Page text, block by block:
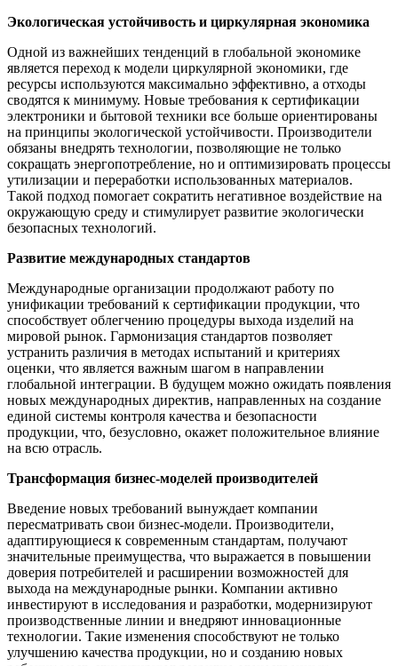
Экологическая устойчивость и циркулярная экономика
Одной из важнейших тенденций в глобальной экономике
является переход к модели циркулярной экономики, где
ресурсы используются максимально эффективно, а отходы
сводятся к минимуму. Новые требования к сертификации
электроники и бытовой техники все больше ориентированы
на принципы экологической устойчивости. Производители
обязаны внедрять технологии, позволяющие не только
сокращать энергопотребление, но и оптимизировать процессы
утилизации и переработки использованных материалов.
Такой подход помогает сократить негативное воздействие на
окружающую среду и стимулирует развитие экологически
безопасных технологий.
Развитие международных стандартов
Международные организации продолжают работу по
унификации требований к сертификации продукции, что
способствует облегчению процедуры выхода изделий на
мировой рынок. Гармонизация стандартов позволяет
устранить различия в методах испытаний и критериях
оценки, что является важным шагом в направлении
глобальной интеграции. В будущем можно ожидать появления
новых международных директив, направленных на создание
единой системы контроля качества и безопасности
продукции, что, безусловно, окажет положительное влияние
на всю отрасль.
Трансформация бизнес-моделей производителей
Введение новых требований вынуждает компании
пересматривать свои бизнес-модели. Производители,
адаптирующиеся к современным стандартам, получают
значительные преимущества, что выражается в повышении
доверия потребителей и расширении возможностей для
выхода на международные рынки. Компании активно
инвестируют в исследования и разработки, модернизируют
производственные линии и внедряют инновационные
технологии. Такие изменения способствуют не только
улучшению качества продукции, но и созданию новых